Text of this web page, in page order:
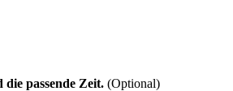
die passende Zeit.(Optional)